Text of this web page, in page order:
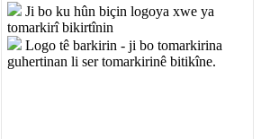
Ji bo ku hûn biçin logoya xwe ya
tomarkirî bikirtînin
Logo tê barkirin - ji bo tomarkirina
guhertinan li ser tomarkirinê bitikîne.